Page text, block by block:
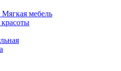
Мягкая мебель